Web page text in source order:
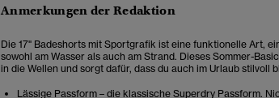
Anmerkungen der Redaktion
Die 17" Badeshorts mit Sportgrafik ist eine funktionelle Art,
sowohl am Wasser als auch am Strand. Dieses Sommer-
in die Wellen und sorgt dafür, dass du auch im Urlaub stilvoll
Lässige Passform – die klassische Superdry Passform.